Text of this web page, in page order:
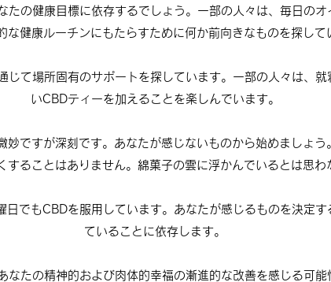
たの健康目標に依存するでしょう。一部の人々は、毎日の
な健康ルーチンにもたらすために何か前向きなものを探して
じて場所固有のサポートを探しています。一部の人々は、
いCBDティーを加えることを楽しんでいます。
妙ですが深刻です。あなたが感じないものから始めましょ
することはありません。綿菓子の雲に浮かんでいるとは思わ
日でもCBDを服用しています。あなたが感じるものを決定
ていることに依存します。
なたの精神的および肉体的幸福の漸進的な改善を感じる可能